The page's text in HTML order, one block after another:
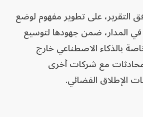
على تطوير مفهوم لوضع
المدار، ضمن جهودها لتوسيع
بالذكاء الاصطناعي خارج
مع شركات أخرى
الفضائي.